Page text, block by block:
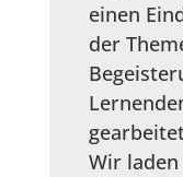
einen
der
Wir